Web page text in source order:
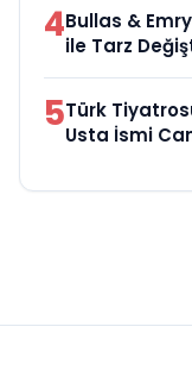
4Bullas &
ile Tarz
5Türk
Usta İsmi